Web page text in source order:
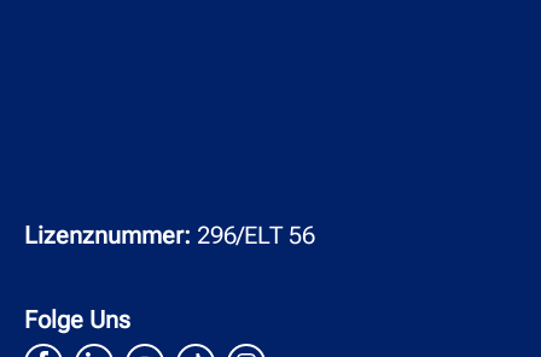
Lizenznummer: 296/ELT 56
Folge Uns